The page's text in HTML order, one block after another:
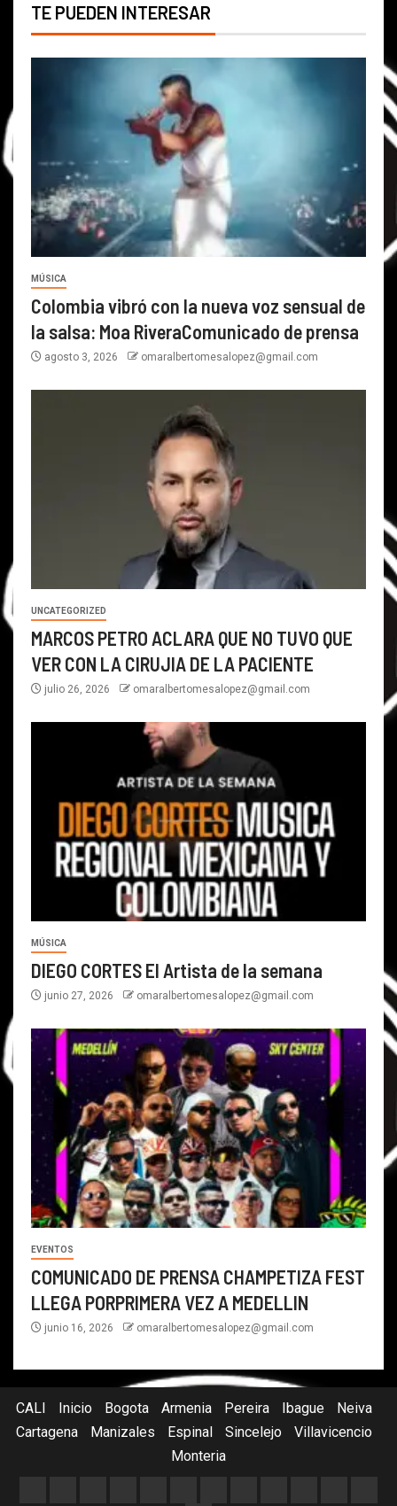
TE PUEDEN INTERESAR
MÚSICA
Colombia vibró con la nueva voz sensual de
la salsa: Moa RiveraComunicado de prensa
agosto 3, 2026 omaralbertomesalopez@gmail.com
UNCATEGORIZED
MARCOS PETRO ACLARA QUE NO TUVO QUE
VER CON LA CIRUJIA DE LA PACIENTE
julio 26, 2026 omaralbertomesalopez@gmail.com
MÚSICA
DIEGO CORTES El Artista de la semana
junio 27, 2026 omaralbertomesalopez@gmail.com
EVENTOS
COMUNICADO DE PRENSA CHAMPETIZA FEST
LLEGA PORPRIMERA VEZ A MEDELLIN
junio 16, 2026 omaralbertomesalopez@gmail.com
CALI Inicio Bogota Armenia Pereira Ibague
Neiva
Cartagena
Manizales Espinal Sincelejo
Villavicencio
Monteria